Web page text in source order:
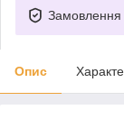
Замовлення
Опис